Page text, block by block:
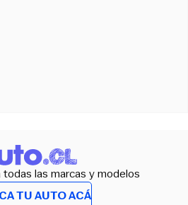
las marcas y modelos
TU AUTO ACÁ